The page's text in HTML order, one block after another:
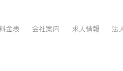
料金表 会社案内 求人情報 法